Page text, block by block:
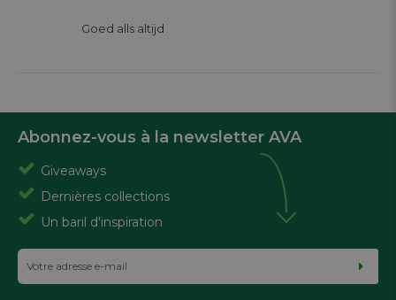
Abonnez-vous à la newsletter AVA
Giveaways
Dernières collections
Un baril d'inspiration